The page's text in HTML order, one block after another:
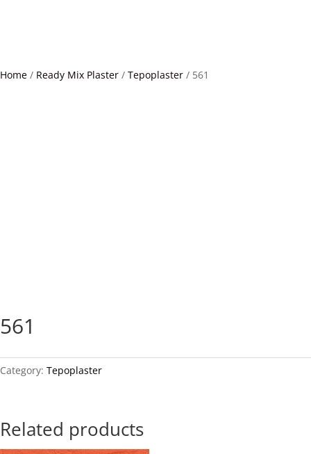
Home / Ready Mix Plaster / Tepoplaster / 561
561
Category: Tepoplaster
Related products